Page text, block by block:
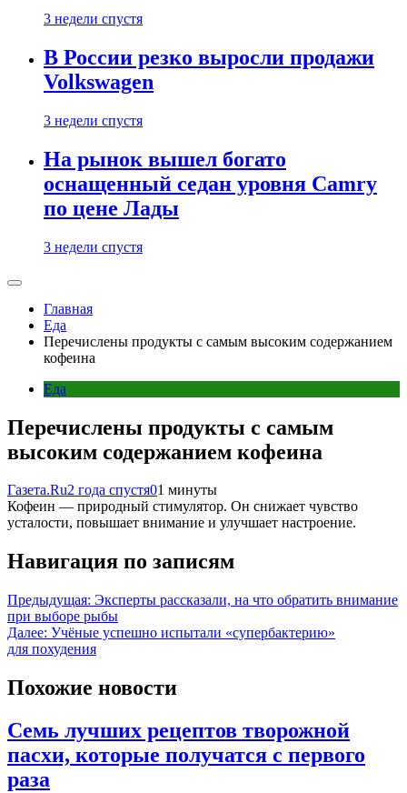
3 недели спустя
В России резко выросли продажи
Volkswagen
3 недели спустя
На рынок вышел богато
оснащенный седан уровня Camry
по цене Лады
3 недели спустя
Главная
Еда
Перечислены продукты с самым высоким содержанием
кофеина
Еда
Перечислены продукты с самым
высоким содержанием кофеина
Газета.Ru2 года спустя01 минуты
Кофеин — природный стимулятор. Он снижает чувство
усталости, повышает внимание и улучшает настроение.
Навигация по записям
Предыдущая: Эксперты рассказали, на что обратить внимание
при выборе рыбы
Далее: Учёные успешно испытали «супербактерию»
для похудения
Похожие новости
Семь лучших рецептов творожной
пасхи, которые получатся с первого
раза